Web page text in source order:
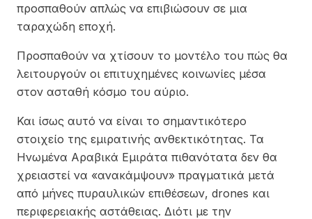
προσπαθούν απλώς να επιβιώσουν σε μια
ταραχώδη εποχή.
Προσπαθούν να χτίσουν το μοντέλο του πώς θα
λειτουργούν οι επιτυχημένες κοινωνίες μέσα
στον ασταθή κόσμο του αύριο.
Και ίσως αυτό να είναι το σημαντικότερο
στοιχείο της εμιρατινής ανθεκτικότητας. Τα
Ηνωμένα Αραβικά Εμιράτα πιθανότατα δεν θα
χρειαστεί να «ανακάμψουν» πραγματικά μετά
από μήνες πυραυλικών επιθέσεων, drones και
περιφερειακής αστάθειας. Διότι με την